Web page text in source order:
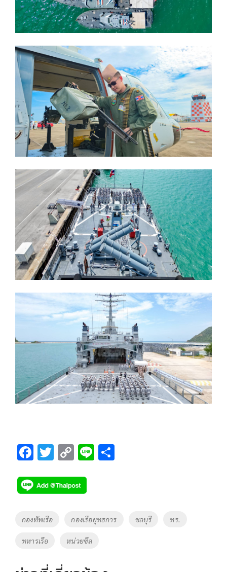
F
e
b
o
o
k
T
tt
er
C
p
y
Li
n
k
Li
Tags
กองทัพเรือ กองเรือยุทธการ ชลบุรี ทร.
ทหารเรือ หน่วยซีล